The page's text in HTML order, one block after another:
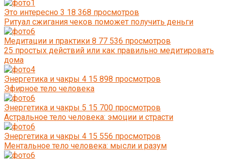
Это интересно 3 18 368 просмотров
Ритуал сжигания чеков поможет получить деньги
Медитации и практики 8 77 536 просмотров
25 простых действий или как правильно медитировать
дома
Энергетика и чакры 4 15 898 просмотров
Эфирное тело человека
Энергетика и чакры 5 15 700 просмотров
Астральное тело человека: эмоции и страсти
Энергетика и чакры 4 15 556 просмотров
Ментальное тело человека: мысли и разум